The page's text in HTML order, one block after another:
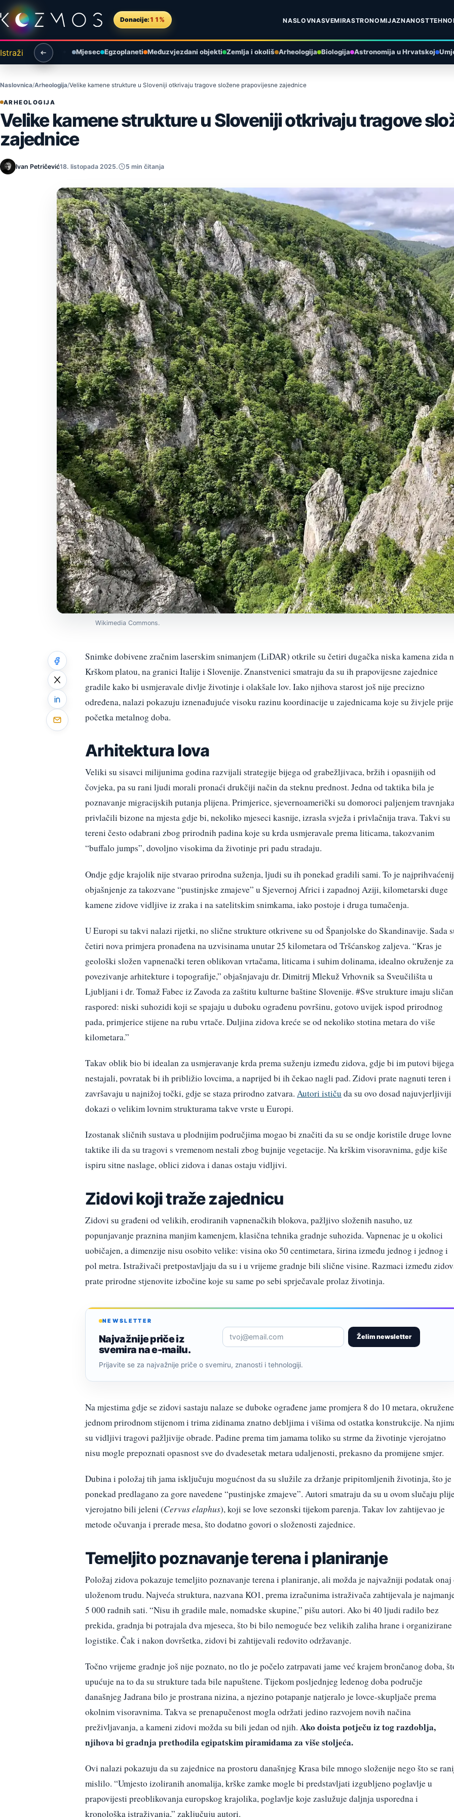
Preskoči na sadržaj
Donacije: 11% NASLOVNASVEMIRASTRONOMIJAZNANOST
Istraži Mjesec Egzoplaneti Međuzvjezdani objekti Zemlja i okoliš Arheologija Biologija Astronomija u Hrvatskoj
Naslovnica Arheologija Velike kamene strukture u Sloveniji otkrivaju tragove složene prapovijesne zajednice
ARHEOLOGIJA
Velike kamene strukture u Sloveniji otkrivaju tragove
zajednice
Ivan Petričević18. listopada 2025. 5 min čitanja
Wikimedia Commons.
Snimke dobivene zračnim laserskim snimanjem (LiDAR) otkrile su četiri dugačka niska kamena zida
Krškom platou, na granici Italije i Slovenije. Znanstvenici smatraju da su ih prapovijesne zajednice
gradile kako bi usmjeravale divlje životinje i olakšale lov. Iako njihova starost još nije precizno
određena, nalazi pokazuju iznenađujuće visoku razinu koordinacije u zajednicama koje su živjele prije
početka metalnog doba.
Arhitektura lova
Veliki su sisavci milijunima godina razvijali strategije bijega od grabežljivaca, bržih i opasnijih od
čovjeka, pa su rani ljudi morali pronaći drukčiji način da steknu prednost. Jedna od taktika bila je
poznavanje migracijskih putanja plijena. Primjerice, sjevernoamerički su domoroci paljenjem
privlačili bizone na mjesta gdje bi, nekoliko mjeseci kasnije, izrasla svježa i privlačnija trava. Takvi su
tereni često odabrani zbog prirodnih padina koje su krda usmjeravale prema liticama, takozvanim
“buffalo jumps”, dovoljno visokima da životinje pri padu stradaju.
Ondje gdje krajolik nije stvarao prirodna suženja, ljudi su ih ponekad gradili sami. To je
objašnjenje za takozvane “pustinjske zmajeve” u Sjevernoj Africi i zapadnoj Aziji, kilometarski duge
kamene zidove vidljive iz zraka i na satelitskim snimkama, iako postoje i druga tumačenja.
U Europi su takvi nalazi rijetki, no slične strukture otkrivene su od Španjolske do Skandinavije. Sada
četiri nova primjera pronađena na uzvisinama unutar 25 kilometara od Tršćanskog zaljeva. “Kras je
geološki složen vapnenački teren oblikovan vrtačama, liticama i suhim dolinama, idealno okruženje za
povezivanje arhitekture i topografije,” objašnjavaju dr. Dimitrij Mlekuž Vrhovnik sa Sveučilišta u
Ljubljani i dr. Tomaž Fabec iz Zavoda za zaštitu kulturne baštine Slovenije. #Sve strukture imaju sličan
raspored: niski suhozidi koji se spajaju u duboku ograđenu površinu, gotovo uvijek ispod prirodnog
pada, primjerice stijene na rubu vrtače. Duljina zidova kreće se od nekoliko stotina metara do više
kilometara.”
Takav oblik bio bi idealan za usmjeravanje krda prema suženju između zidova, gdje bi im putovi bijega
nestajali, povratak bi ih približio lovcima, a naprijed bi ih čekao nagli pad. Zidovi prate nagnuti teren i
završavaju u najnižoj točki, gdje se staza prirodno zatvara. Autori ističu da su ovo dosad najuvjerljiviji
dokazi o velikim lovnim strukturama takve vrste u Europi.
Izostanak sličnih sustava u plodnijim područjima mogao bi značiti da su se ondje koristile druge lovne
taktike ili da su tragovi s vremenom nestali zbog bujnije vegetacije. Na krškim visoravnima, gdje kiše
ispiru sitne naslage, oblici zidova i danas ostaju vidljivi.
Zidovi koji traže zajednicu
Zidovi su građeni od velikih, erodiranih vapnenačkih blokova, pažljivo složenih nasuho, uz
popunjavanje praznina manjim kamenjem, klasična tehnika gradnje suhozida. Vapnenac je u okolici
uobičajen, a dimenzije nisu osobito velike: visina oko 50 centimetara, širina između jednog i jednog i
pol metra. Istraživači pretpostavljaju da su i u vrijeme gradnje bili slične visine. Razmaci između
prate prirodne stjenovite izbočine koje su same po sebi sprječavale prolaz životinja.
NEWSLETTER
Najvažnije priče iz
svemira na e-mailu.
Želim newsletter
Prijavite se za najvažnije priče o svemiru, znanosti i tehnologiji.
Na mjestima gdje se zidovi sastaju nalaze se duboke ograđene jame promjera 8 do 10 metara, okružene
jednom prirodnom stijenom i trima zidinama znatno debljima i višima od ostatka konstrukcije. Na
su vidljivi tragovi pažljivije obrade. Padine prema tim jamama toliko su strme da životinje vjerojatno
nisu mogle prepoznati opasnost sve do dvadesetak metara udaljenosti, prekasno da promijene smjer.
Dubina i položaj tih jama isključuju mogućnost da su služile za držanje pripitomljenih životinja, što je
ponekad predlagano za gore navedene “pustinjske zmajeve”. Autori smatraju da su u ovom slučaju
vjerojatno bili jeleni (Cervus elaphus), koji se love sezonski tijekom parenja. Takav lov zahtijevao je
metode očuvanja i prerade mesa, što dodatno govori o složenosti zajednice.
Temeljito poznavanje terena i planiranje
Položaj zidova pokazuje temeljito poznavanje terena i planiranje, ali možda je najvažniji podatak onaj
uloženom trudu. Najveća struktura, nazvana KO1, prema izračunima istraživača zahtijevala je
5 000 radnih sati. “Nisu ih gradile male, nomadske skupine,” pišu autori. Ako bi 40 ljudi radilo bez
prekida, gradnja bi potrajala dva mjeseca, što bi bilo nemoguće bez velikih zaliha hrane i organizirane
logistike. Čak i nakon dovršetka, zidovi bi zahtijevali redovito održavanje.
Točno vrijeme gradnje još nije poznato, no tlo je počelo zatrpavati jame već krajem brončanog doba,
upućuje na to da su strukture tada bile napuštene. Tijekom posljednjeg ledenog doba područje
današnjeg Jadrana bilo je prostrana nizina, a njezino potapanje natjeralo je lovce-skupljače prema
okolnim visoravnima. Takva se prenapučenost mogla održati jedino razvojem novih načina
preživljavanja, a kameni zidovi možda su bili jedan od njih. Ako doista potječu iz tog razdoblja,
njihova bi gradnja prethodila egipatskim piramidama za više stoljeća.
Ovi nalazi pokazuju da su zajednice na prostoru današnjeg Krasa bile mnogo složenije nego što se
mislilo. “Umjesto izoliranih anomalija, krške zamke mogle bi predstavljati izgubljeno poglavlje u
prapovijesti preoblikovanja europskog krajolika, poglavlje koje zaslužuje daljnja usporedna i
kronološka istraživanja,” zaključuju autori.